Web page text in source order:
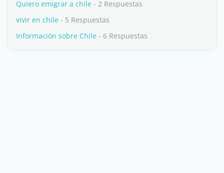
Quiero emigrar a chile - 2 Respuestas
vivir en chile - 5 Respuestas
Información sobre Chile - 6 Respuestas